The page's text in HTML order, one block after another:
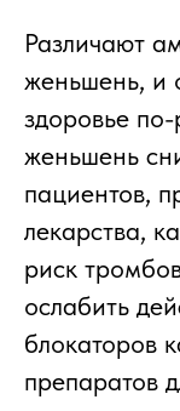
Различают
женьшень, и
здоровье
женьшень
пациентов,
лекарства,
риск
ослабить
блокаторов
препаратов